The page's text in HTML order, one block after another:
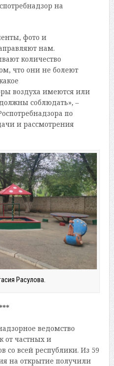
на
фото и
нам.
количество
что они не болеют
воздуха имеются или
соблюдать», –
по
и рассмотрения
Расулова.
ведомство
от частных и
со всей республики. Из 59
на открытие получили